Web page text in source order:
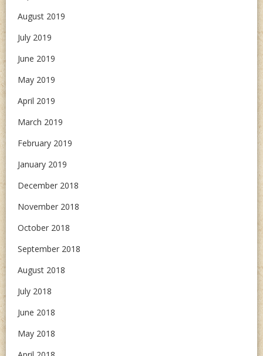
August 2019
July 2019
June 2019
May 2019
April 2019
March 2019
February 2019
January 2019
December 2018
November 2018
October 2018
September 2018
August 2018
July 2018
June 2018
May 2018